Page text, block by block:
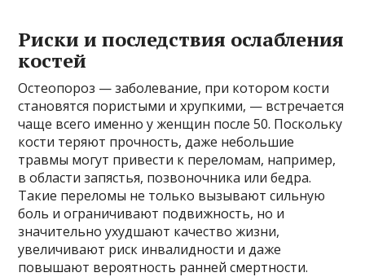
Риски и последствия ослабления
костей
Остеопороз — заболевание, при котором кости
становятся пористыми и хрупкими, — встречается
чаще всего именно у женщин после 50. Поскольку
кости теряют прочность, даже небольшие
травмы могут привести к переломам, например,
в области запястья, позвоночника или бедра.
Такие переломы не только вызывают сильную
боль и ограничивают подвижность, но и
значительно ухудшают качество жизни,
увеличивают риск инвалидности и даже
повышают вероятность ранней смертности.